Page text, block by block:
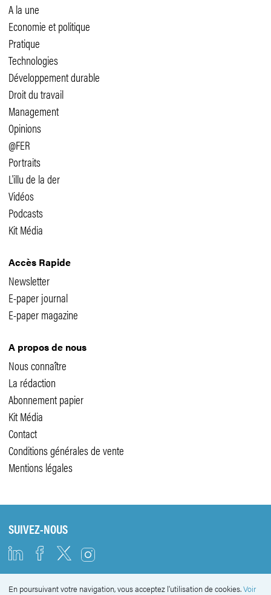
A la une
Economie et politique
Pratique
Technologies
Développement durable
Droit du travail
Management
Opinions
@FER
Portraits
L'illu de la der
Vidéos
Podcasts
Kit Média
Accès Rapide
Newsletter
E-paper journal
E-paper magazine
A propos de nous
Nous connaître
La rédaction
Abonnement papier
Kit Média
Contact
Conditions générales de vente
Mentions légales
SUIVEZ-NOUS
En poursuivant votre navigation, vous acceptez l'utilisation de cookies.Voir